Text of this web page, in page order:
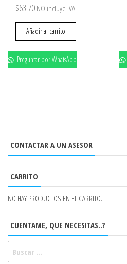
$63.70 NO incluye IVA
Añadir al carrito
Preguntar por WhatsApp
CONTACTAR A UN ASESOR
CARRITO
NO HAY PRODUCTOS EN EL CARRITO.
CUENTAME, QUE NECESITAS..?